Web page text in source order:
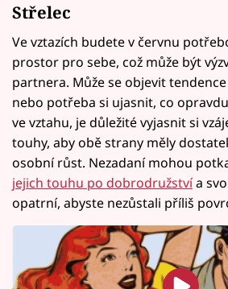
Střelec
Ve vztazích budete v červnu
prostor pro sebe, což může být
partnera. Může se objevit
nebo potřeba si ujasnit, co
ve vztahu, je důležité vyjasnit si
touhy, aby obě strany měly
osobní růst. Nezadaní mohou
jejich touhu po dobrodružstvía
opatrní, abyste nezůstali příliš